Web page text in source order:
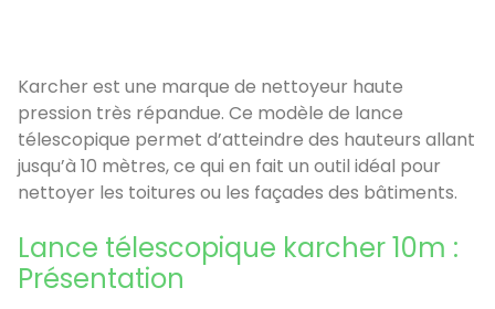
Karcher est une marque de nettoyeur haute
pression très répandue. Ce modèle de lance
télescopique permet d’atteindre des hauteurs allant
jusqu’à 10 mètres, ce qui en fait un outil idéal pour
nettoyer les toitures ou les façades des bâtiments.
Lance télescopique karcher 10m :
Présentation